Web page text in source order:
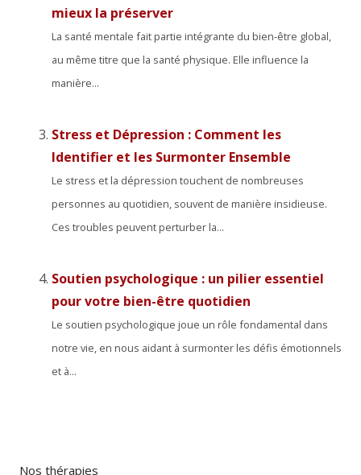
mieux la préserver
La santé mentale fait partie intégrante du bien-être global,
au même titre que la santé physique. Elle influence la
manière...
Stress et Dépression : Comment les
Identifier et les Surmonter Ensemble
Le stress et la dépression touchent de nombreuses
personnes au quotidien, souvent de manière insidieuse.
Ces troubles peuvent perturber la...
Soutien psychologique : un pilier essentiel
pour votre bien-être quotidien
Le soutien psychologique joue un rôle fondamental dans
notre vie, en nous aidant à surmonter les défis émotionnels
et à...
Nos thérapies